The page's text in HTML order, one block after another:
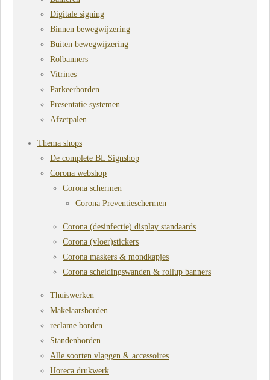
Digitale signing
Binnen bewegwijzering
Buiten bewegwijzering
Rolbanners
Vitrines
Parkeerborden
Presentatie systemen
Afzetpalen
Thema shops
De complete BL Signshop
Corona webshop
Corona schermen
Corona Preventieschermen
Corona (desinfectie) display standaards
Corona (vloer)stickers
Corona maskers & mondkapjes
Corona scheidingswanden & rollup banners
Thuiswerken
Makelaarsborden
reclame borden
Standenborden
Alle soorten vlaggen & accessoires
Horeca drukwerk